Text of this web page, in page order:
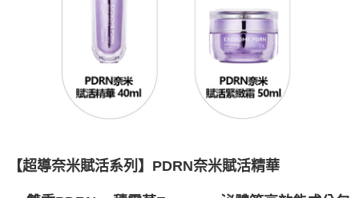
【超導奈米賦活系列】PDRN奈米賦活精華